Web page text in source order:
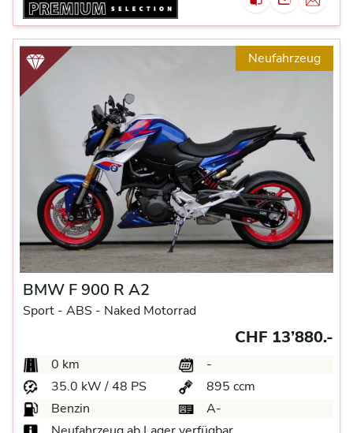
Neufahrzeug
BMW F 900 R A2
Sport - ABS - Naked Motorrad
CHF 13’880.-
0 km
-
35.0 kW / 48 PS
895 ccm
Benzin
A-